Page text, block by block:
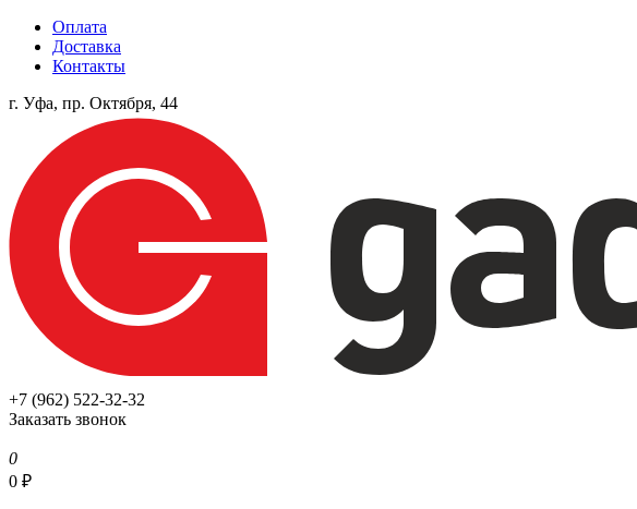
Оплата
Доставка
Контакты
г. Уфа, пр. Октября, 44
+7 (962) 522-32-32
Заказать звонок
0
0 ₽